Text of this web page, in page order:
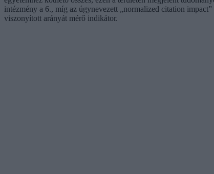
intézmény a 6., míg az úgynevezett „normalized citation
viszonyított arányát mérő indikátor.